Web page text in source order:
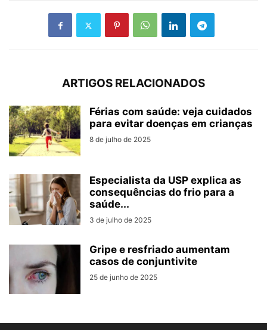
ARTIGOS RELACIONADOS
Férias com saúde: veja cuidados
para evitar doenças em crianças
8 de julho de 2025
Especialista da USP explica as
consequências do frio para a
saúde...
3 de julho de 2025
Gripe e resfriado aumentam
casos de conjuntivite
25 de junho de 2025